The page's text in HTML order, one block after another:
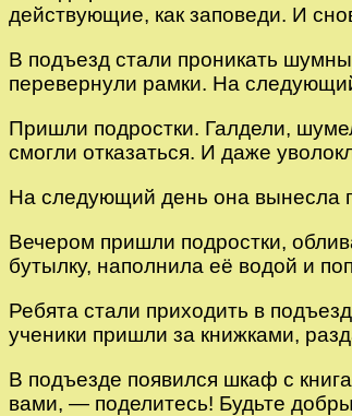
действующие, как заповеди. И
В подъезд стали проникать
перевернули рамки. На
Пришли подростки. Галдели,
смогли отказаться. И даже
На следующий день она вынесла
Вечером пришли подростки,
бутылку, наполнила её водой и
Ребята стали приходить в
ученики пришли за книжками,
В подъезде появился шкаф с
вами, — поделитесь! Будьте